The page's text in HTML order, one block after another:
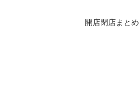
開店閉店まとめ